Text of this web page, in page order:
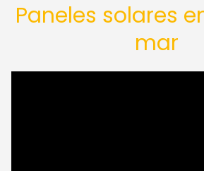
Paneles solares
mar